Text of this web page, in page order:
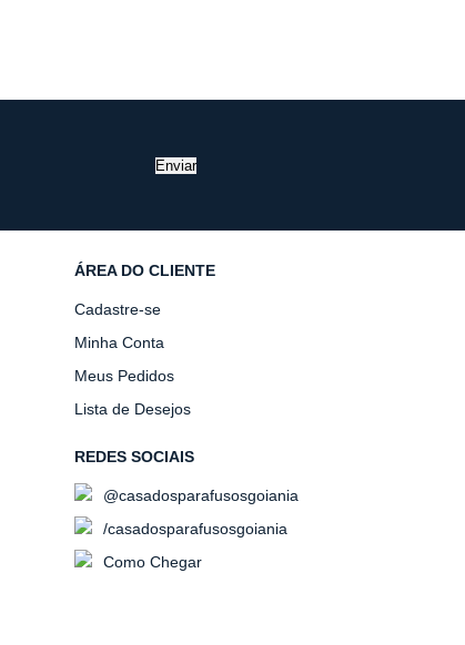
Enviar
ÁREA DO CLIENTE
Cadastre-se
Minha Conta
Meus Pedidos
Lista de Desejos
REDES SOCIAIS
@casadosparafusosgoiania
/casadosparafusosgoiania
Como Chegar